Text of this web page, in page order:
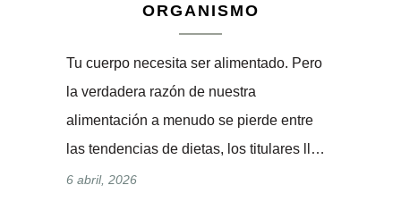
ORGANISMO
Tu cuerpo necesita ser alimentado. Pero
la verdadera razón de nuestra
alimentación a menudo se pierde entre
las tendencias de dietas, los titulares ll…
6 abril, 2026